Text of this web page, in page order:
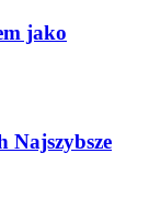
jako
Najszybsze